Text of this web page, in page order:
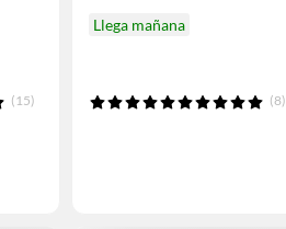
(15)
Llega mañana
(8)